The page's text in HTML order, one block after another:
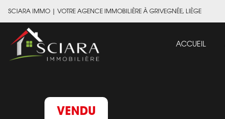
SCIARA IMMO | VOTRE AGENCE IMMOBILIÈRE À GRIVEGNÉE, LIÈGE
ACCUEIL
VENDU